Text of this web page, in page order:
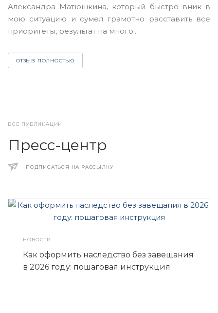
Александра Матюшкина, который быстро вник в
мою ситуацию и сумел грамотно расставить все
приоритеты, результат на много...
ОТЗЫВ ПОЛНОСТЬЮ
ВСЕ ПУБЛИКАЦИИ
Пресс-центр
ПОДПИСАТЬСЯ НА РАССЫЛКУ
НОВОСТИ
Как оформить наследство без завещания
в 2026 году: пошаговая инструкция